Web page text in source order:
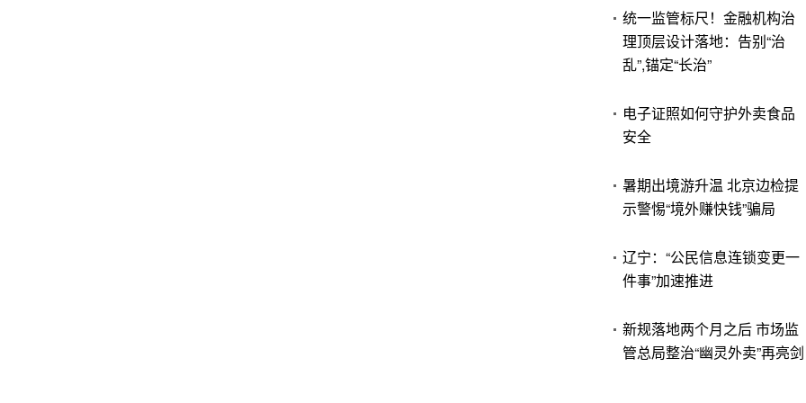
统一监管标尺！金融机构治
理顶层设计落地：告别“治
乱”,锚定“长治”
电子证照如何守护外卖食品
安全
暑期出境游升温 北京边检提
示警惕“境外赚快钱”骗局
辽宁：“公民信息连锁变更一
件事”加速推进
新规落地两个月之后 市场监
管总局整治“幽灵外卖”再亮剑